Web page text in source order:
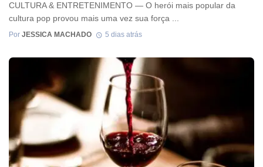
CULTURA & ENTRETENIMENTO — O herói mais popular da
cultura pop provou mais uma vez sua força ...
Por JESSICA MACHADO 5 dias atrás